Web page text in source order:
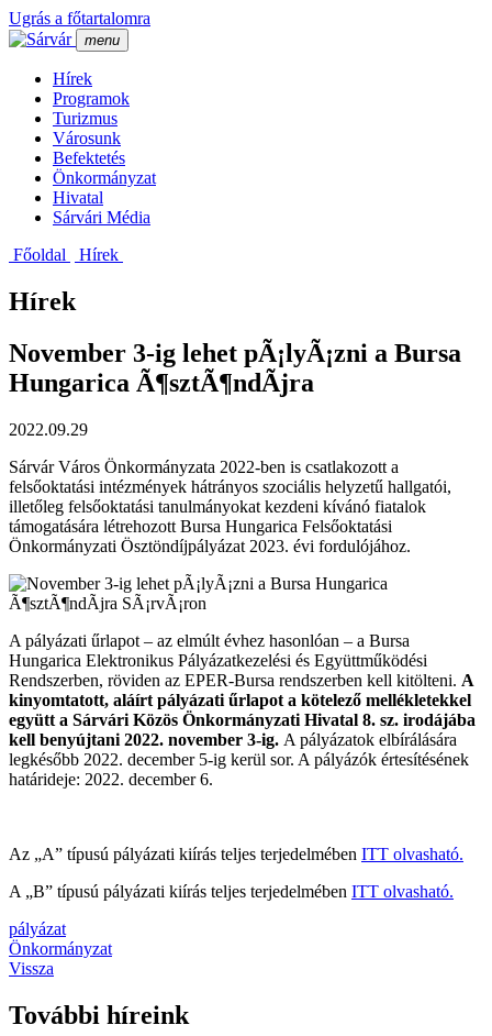
Ugrás a főtartalomra
menu
Hí­rek
Programok
Turizmus
Városunk
Befektetés
Önkormányzat
Hivatal
Sárvári Média
Főoldal
Hí­rek
Hírek
November 3-ig lehet pÃ¡lyÃ¡zni a Bursa
Hungarica Ã¶sztÃ¶ndÃ­jra
2022.09.29
Sárvár Város Önkormányzata 2022-ben is csatlakozott a
felsőoktatási intézmények hátrányos szociális helyzetű hallgatói,
illetőleg felsőoktatási tanulmányokat kezdeni kívánó fiatalok
támogatására létrehozott Bursa Hungarica Felsőoktatási
Önkormányzati Ösztöndíjpályázat 2023. évi fordulójához.
A pályázati űrlapot – az elmúlt évhez hasonlóan – a Bursa
Hungarica Elektronikus Pályázatkezelési és Együttműködési
Rendszerben, röviden az EPER-Bursa rendszerben kell kitölteni. A
kinyomtatott, aláírt pályázati űrlapot a kötelező mellékletekkel
együtt a Sárvári Közös Önkormányzati Hivatal 8. sz. irodájába
kell benyújtani 2022. november 3-ig. A pályázatok elbírálására
legkésőbb 2022. december 5-ig kerül sor. A pályázók értesítésének
határideje: 2022. december 6.
Az „A” típusú pályázati kiírás teljes terjedelmében ITT olvasható.
A „B” típusú pályázati kiírás teljes terjedelmében ITT olvasható.
pályázat
Önkormányzat
Vissza
További híreink